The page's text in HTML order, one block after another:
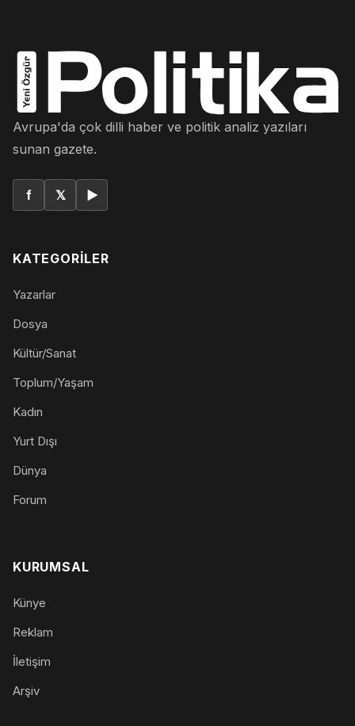
Avrupa'da çok dilli haber ve politik analiz yazıları
sunan gazete.
f 𝕏 ▶
KATEGORILER
Yazarlar
Dosya
Kültür/Sanat
Toplum/Yaşam
Kadın
Yurt Dışı
Dünya
Forum
KURUMSAL
Künye
Reklam
İletişim
Arşiv